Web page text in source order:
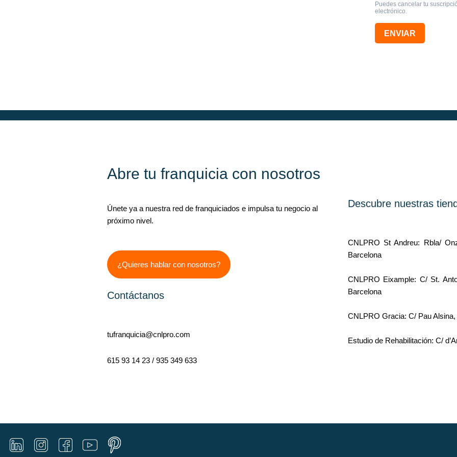
Abre tu franquicia con nosotros
Únete ya a nuestra red de franquiciados e impulsa tu negocio al
próximo nivel.
¿Quieres hablar con nosotros?
Contáctanos
tufranquicia@cnlpro.com
615 93 14 23 / 935 349 633
Descubre nuestras
CNLPRO St Andreu: Rbla/
Barcelona
CNLPRO Eixample: C/ St.
Barcelona
CNLPRO Gracia: C/ Pau
Estudio de Rehabilitación: C/